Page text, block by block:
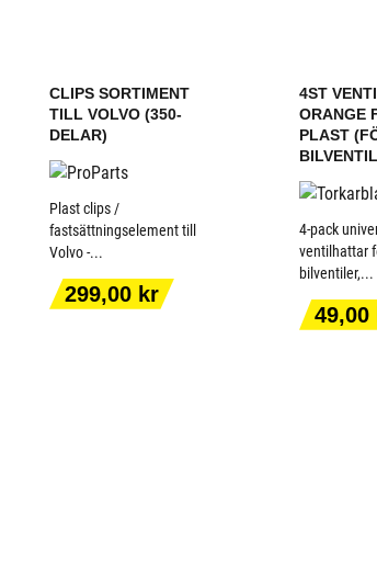
CLIPS SORTIMENT
TILL VOLVO (350-
DELAR)
Plast clips /
fastsättningselement till
Volvo -...
Pris
299,00 kr
LÄGG TILL I
VARUKORGEN
4ST
ORANGE
PLAST
4-pack
ventilhattar
bilventiler,...
Pris
49,00